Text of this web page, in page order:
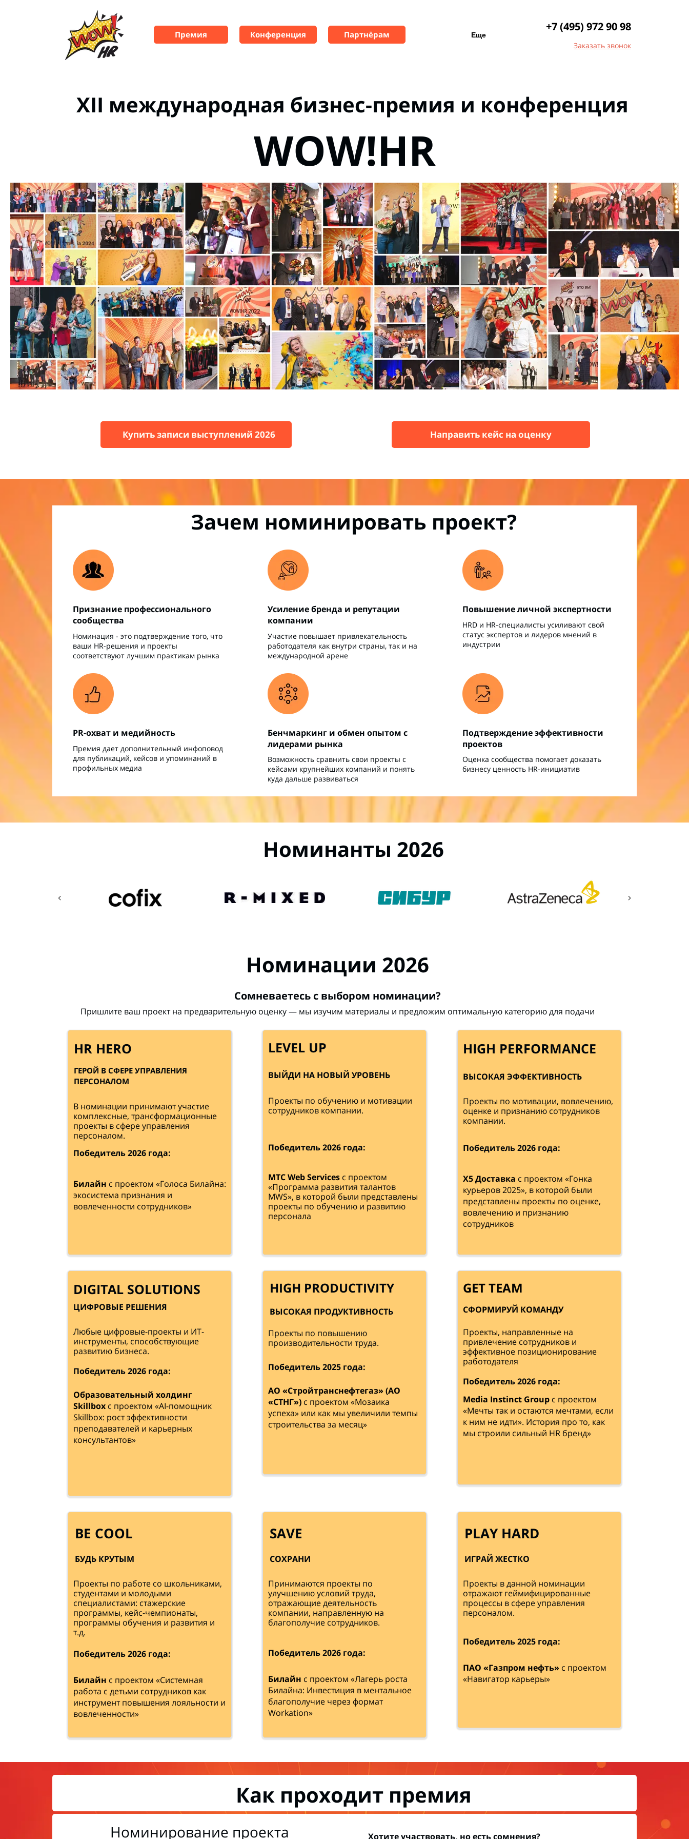
Премия Конференция Партнёрам Еще
+7 (495) 972 90 98
Заказать звонок
XII международная бизнес-премия и конференция
WOW!HR
Купить записи выступлений 2026 Направить кейс на оценку
Зачем номинировать проект?
Признание профессионального
сообщества
Номинация - это подтверждение того, что
ваши HR-решения и проекты
соответствуют лучшим практикам рынка
Усиление бренда и репутации
компании
Участие повышает привлекательность
работодателя как внутри страны, так и на
международной арене
Повышение личной экспертности
HRD и HR-специалисты усиливают свой
статус экспертов и лидеров мнений в
индустрии
PR-охват и медийность
Премия дает дополнительный инфоповод
для публикаций, кейсов и упоминаний в
профильных медиа
Бенчмаркинг и обмен опытом с
лидерами рынка
Возможность сравнить свои проекты с
кейсами крупнейших компаний и понять
куда дальше развиваться
Подтверждение эффективности
проектов
Оценка сообщества помогает доказать
бизнесу ценность HR-инициатив
Номинанты 2026
Номинации 2026
Сомневаетесь с выбором номинации?
Пришлите ваш проект на предварительную оценку — мы изучим материалы и предложим оптимальную категорию для подачи
HR HERO
ГЕРОЙ В СФЕРЕ УПРАВЛЕНИЯ
ПЕРСОНАЛОМ
В номинации принимают участие
комплексные, трансформационные
проекты в сфере управления
персоналом.
Победитель 2026 года:
Билайн с проектом «Голоса Билайна:
экосистема признания и
вовлеченности сотрудников»
LEVEL UP
ВЫЙДИ НА НОВЫЙ УРОВЕНЬ
Проекты по обучению и мотивации
сотрудников компании.
Победитель 2026 года:
МТС Web Services с проектом
«Программа развития талантов
MWS», в которой были представлены
проекты по обучению и развитию
персонала
HIGH PERFORMANCE
ВЫСОКАЯ ЭФФЕКТИВНОСТЬ
Проекты по мотивации, вовлечению,
оценке и признанию сотрудников
компании.
Победитель 2026 года:
Х5 Доставка с проектом «Гонка
курьеров 2025», в которой были
представлены проекты по оценке,
вовлечению и признанию
сотрудников
DIGITAL SOLUTIONS
ЦИФРОВЫЕ РЕШЕНИЯ
Любые цифровые-проекты и ИТ-
инструменты, способствующие
развитию бизнеса.
Победитель 2026 года:
Образовательный холдинг
Skillbox с проектом «AI-помощник
Skillbox: рост эффективности
преподавателей и карьерных
консультантов»
HIGH PRODUCTIVITY
ВЫСОКАЯ ПРОДУКТИВНОСТЬ
Проекты по повышению
производительности труда.
Победитель 2025 года:
АО «Стройтранснефтегаз» (АО
«СТНГ») с проектом «Мозаика
успеха» или как мы увеличили темпы
строительства за месяц»
GET TEAM
СФОРМИРУЙ КОМАНДУ
Проекты, направленные на
привлечение сотрудников и
эффективное позиционирование
работодателя
Победитель 2026 года:
Media Instinct Group с проектом
«Мечты так и остаются мечтами, если
к ним не идти». История про то, как
мы строили сильный HR бренд»
BE COOL
БУДЬ КРУТЫМ
Проекты по работе со школьниками,
студентами и молодыми
специалистами: стажерские
программы, кейс-чемпионаты,
программы обучения и развития и
т.д.
Победитель 2026 года:
Билайн с проектом «Системная
работа с детьми сотрудников как
инструмент повышения лояльности и
вовлеченности»
SAVE
СОХРАНИ
Принимаются проекты по
улучшению условий труда,
отражающие деятельность
компании, направленную на
благополучие сотрудников.
Победитель 2026 года:
Билайн с проектом «Лагерь роста
Билайна: Инвестиция в ментальное
благополучие через формат
Workation»
PLAY HARD
ИГРАЙ ЖЕСТКО
Проекты в данной номинации
отражают геймифицированные
процессы в сфере управления
персоналом.
Победитель 2025 года:
ПАО «Газпром нефть» с проектом
«Навигатор карьеры»
Как проходит премия
Номинирование проекта Хотите участвовать, но есть сомнения?